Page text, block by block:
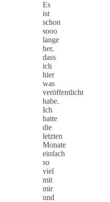
Es
ist
schon
sooo
lange
her,
dass
ich
hier
was
veröffentlicht
habe.
Ich
hatte
die
letzten
Monate
einfach
so
viel
mit
mir
und